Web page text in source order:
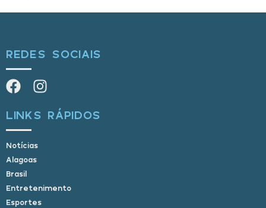
REDES SOCIAIS
LINKS RÁPIDOS
Notícias
Alagoas
Brasil
Entretenimento
Esportes